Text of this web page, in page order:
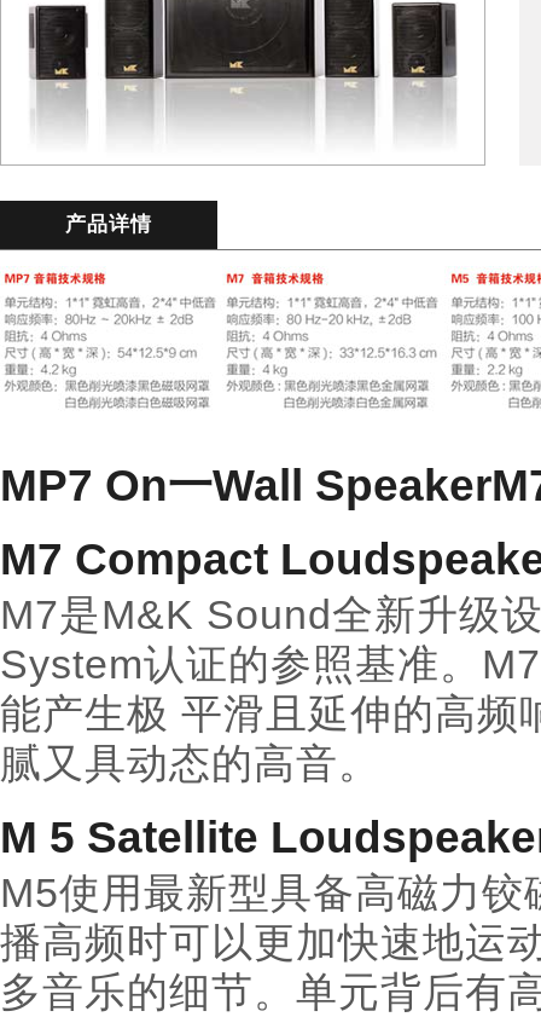
产品详情
MP7 On一Wall
M7 Compact
M7是M&K Sound全新升级
System认证的参照基准。
能产生极 平滑且延伸的高频
腻又具动态的高音。
M 5 Satellite
M5使用最新型具备高磁力
播高频时可以更加快速地运
多音乐的细节。单元背后有